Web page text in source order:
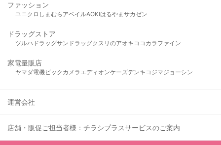
ファッション
ユニクロ しまむら アベイルAOKIはるやま サカゼン
ドラッグストア
ツルハドラッグサンドラッグクスリのアオキ ココカラファイン
家電量販店
ヤマダ電機ビックカメラ エディオンケーズデンキ コジマジョーシン
運営会社
店舗・販促ご担当者様：チラシプラスサービスのご案内